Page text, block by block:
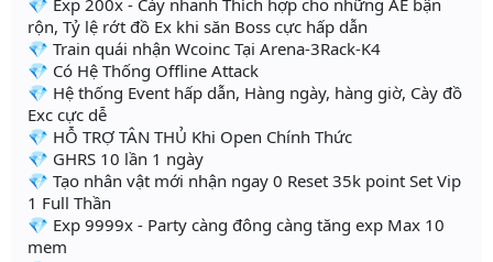
💎 Exp 200x - Cày nhanh Thích hợp cho những AE bận
rộn, Tỷ lệ rớt đồ Ex khi săn Boss cực hấp dẫn
💎 Train quái nhận Wcoinc Tại Arena-3Rack-K4
💎 Có Hệ Thống Offline Attack
💎 Hệ thống Event hấp dẫn, Hàng ngày, hàng giờ, Cày đồ
Exc cực dễ
💎 HỖ TRỢ TÂN THỦ Khi Open Chính Thức
💎 GHRS 10 lần 1 ngày
💎 Tạo nhân vật mới nhận ngay 0 Reset 35k point Set Vip
1 Full Thần
💎 Exp 9999x - Party càng đông càng tăng exp Max 10
mem